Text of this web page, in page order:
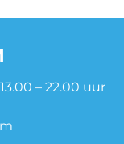
– 22.00 uur